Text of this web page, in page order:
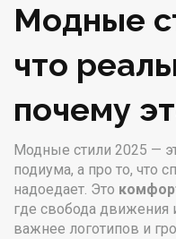
Модные
что
почему
Модные стили 2025 —
подиума, а про то, что
надоедает. Это
где свобода движения
важнее логотипов и